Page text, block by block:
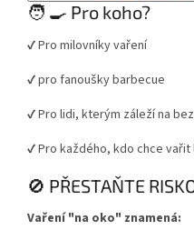
🧑 🍳 Pro koho?
✔ Pro milovníky vaření
✔ pro fanoušky barbecue
✔ Pro lidi, kterým záleží na
✔ Pro každého, kdo chce
🚫 PŘESTAŇTE
Vaření "na oko" znamená: